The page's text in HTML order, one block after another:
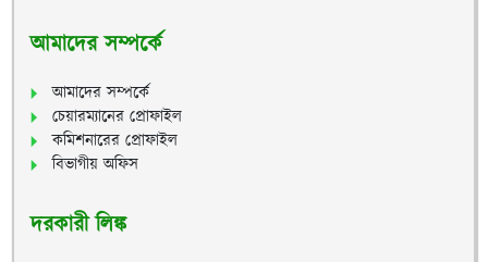
আমাদের সম্পর্কে
আমাদের সম্পর্কে
চেয়ারম্যানের প্রোফাইল
কমিশনারের প্রোফাইল
বিভাগীয় অফিস
দরকারী লিঙ্ক